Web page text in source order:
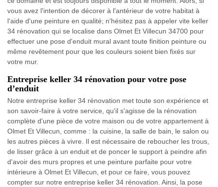
vous avez l'intention de décorer à l'antérieur de votre habitat à
l'aide d'une peinture en qualité; n'hésitez pas à appeler vite keller
34 rénovation qui se localise dans Olmet Et Villecun 34700 pour
effectuer une pose d'enduit mural avant toute finition peinture ou
même revêtement pour que les couleurs soient bien fixés sur
votre mur.
Entreprise keller 34 rénovation pour votre pose
d’enduit
Notre entreprise keller 34 rénovation met toute son expérience et
son savoir-faire à votre service, qu'il s'agisse de la rénovation
complète d'une pièce de votre maison ou de votre appartement à
Olmet Et Villecun, comme : la cuisine, la salle de bain, le salon ou
les autres pièces à vivre. Il est nécessaire de reboucher les trous,
de lisser grâce à un enduit et de poncer le support à peindre afin
d'avoir des murs propres et une peinture parfaite pour votre
intérieure à Olmet Et Villecun, et pour ce faire, vous pouvez
compter sur notre entreprise keller 34 rénovation. Ainsi, la pose